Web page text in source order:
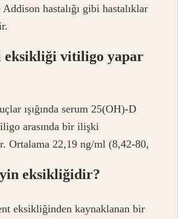
hastalığı gibi hastalıklar
eksikliği vitiligo yapar
ışığında serum 25(OH)-D
arasında bir ilişki
Ortalama 22,19 ng/ml (8,42-80,
eksikliğidir?
eksikliğinden kaynaklanan bir